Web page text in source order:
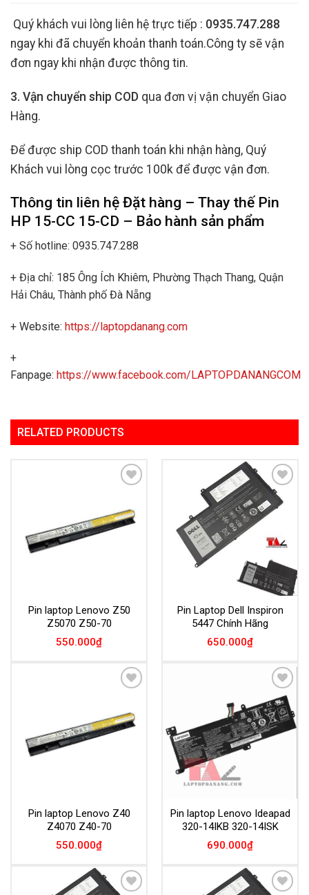
Quý khách vui lòng liên hệ trực tiếp : 0935.747.288
ngay khi đã chuyển khoản thanh toán.Công ty sẽ vận
đơn ngay khi nhận được thông tin.
3. Vận chuyển ship COD qua đơn vị vận chuyển Giao
Hàng.
Để được ship COD thanh toán khi nhận hàng, Quý
Khách vui lòng cọc trước 100k để được vận đơn.
Thông tin liên hệ Đặt hàng – Thay thế Pin
HP 15-CC 15-CD – Bảo hành sản phẩm
+ Số hotline: 0935.747.288
+ Địa chỉ: 185 Ông Ích Khiêm, Phường Thạch Thang, Quận
Hải Châu, Thành phố Đà Nẵng
+ Website: https://laptopdanang.com
+
Fanpage: https://www.facebook.com/LAPTOPDANANGCOM
RELATED PRODUCTS
Pin laptop Lenovo Z50
Z5070 Z50-70
550.000₫
Add to
Wishlist
Pin Laptop Dell Inspiron
5447 Chính Hãng
650.000₫
Pin laptop Lenovo Z40
Z4070 Z40-70
550.000₫
Add to
Wishlist
Pin laptop Lenovo Ideapad
320-14IKB 320-14ISK
690.000₫